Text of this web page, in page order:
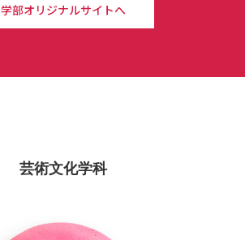
学部オリジナルサイトへ
芸術文化学科